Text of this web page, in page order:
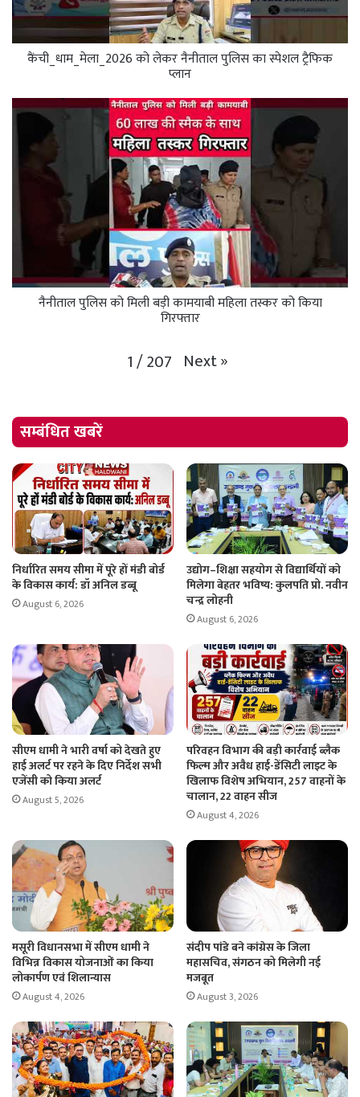
कैंची_धाम_मेला_2026 को लेकर नैनीताल पुलिस का स्पेशल ट्रैफिक
प्लान
नैनीताल पुलिस को मिली बड़ी कामयाबी महिला तस्कर को किया
गिरफ्तार
1/207 Next»
सम्बंधित खबरें
निर्धारित समय सीमा में पूरे हों मंडी बोर्ड
के विकास कार्य: डॉ अनिल डब्बू
August 6, 2026
उद्योग–शिक्षा सहयोग से विद्यार्थियों को
मिलेगा बेहतर भविष्य: कुलपति प्रो. नवीन
चन्द्र लोहनी
August 6, 2026
सीएम धामी ने भारी वर्षा को देखते हुए
हाई अलर्ट पर रहने के दिए निर्देश सभी
एजेंसी को किया अलर्ट
August 5, 2026
परिवहन विभाग की बड़ी कार्रवाई ब्लैक
फिल्म और अवैध हाई-डेंसिटी लाइट के
खिलाफ विशेष अभियान, 257 वाहनों के
चालान, 22 वाहन सीज
August 4, 2026
मसूरी विधानसभा में सीएम धामी ने
विभिन्न विकास योजनाओं का किया
लोकार्पण एवं शिलान्यास
August 4, 2026
संदीप पांडे बने कांग्रेस के जिला
महासचिव, संगठन को मिलेगी नई
मजबूत
August 3, 2026